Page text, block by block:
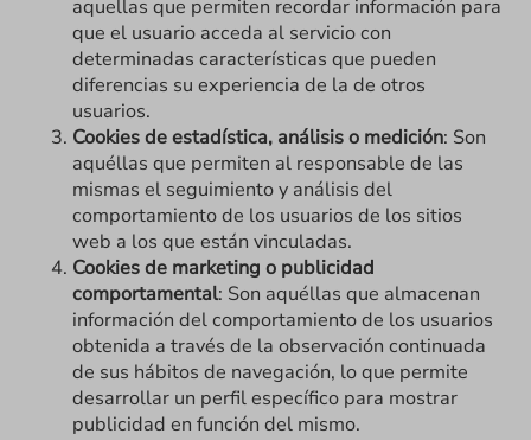
aquellas que permiten recordar información para
que el usuario acceda al servicio con
determinadas características que pueden
diferencias su experiencia de la de otros
usuarios.
Cookies de estadística, análisis o medición: Son
aquéllas que permiten al responsable de las
mismas el seguimiento y análisis del
comportamiento de los usuarios de los sitios
web a los que están vinculadas.
Cookies de marketing o publicidad
comportamental: Son aquéllas que almacenan
información del comportamiento de los usuarios
obtenida a través de la observación continuada
de sus hábitos de navegación, lo que permite
desarrollar un perfil específico para mostrar
publicidad en función del mismo.